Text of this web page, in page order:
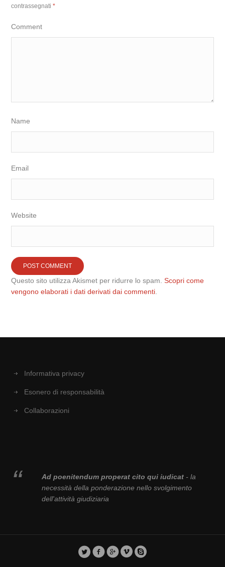
contrassegnati*
Comment
Name
Email
Website
Questo sito utilizza Akismet per ridurre lo spam.Scopri come
vengono elaborati i dati derivati dai commenti
Informativa privacy
Esonero di responsabilità
Collaborazioni
Ad poenitendum properat cito qui iudicat- la
necessità della ponderazione nello svolgimento
dell'attività giudiziaria